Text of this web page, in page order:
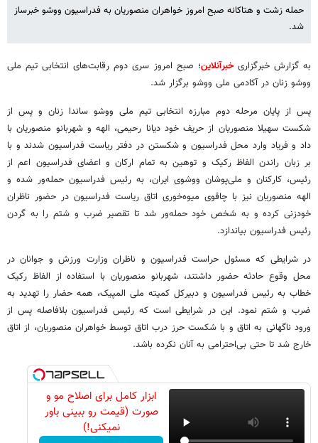
حمله زشت و هتاکانه صبح امروز خواهران منصوریان به فدراسیون ووشو خبرساز
شد.
به گزارش خبرگزاریخبرآنلاین؛ صبح امروز سری دوم رقابت‌های انتخابی تیم ملی
ووشو زنان در آکادمی ملی ووشو برگزار شد.
پس از پایان مرحله دوم مبارزه انتخابی تیم ملی ووشو ساندا زنان و پس از
شکست سهیلا منصوریان از حریف خود دیانا رحیمی، الهه و شهربانو منصوریان با
داد و فریاد وارد محل فدراسیون و شکستن در دفتر ریاست فدراسیون شدند و با
بر زبان راندن الفاظ رکیک و توهین به تمام ارکان و اعضای فدراسیون اعم از
رئیس، کارکنان و ملی‌پوشان ووشوی ایران، به رئیس فدراسیون حمله‌ور شده و
الهه منصوریان نیز با چاقوی میوه‌خوری اتاق ریاست فدراسیون در حضور ناظران
خودزنی کرده و به شخص خود حمله‌ور شد تا تقصیر ضرب و شتم را به گردن
رئیس فدراسیون بیاندازد.
در شرایطی که مسئول حراست فدراسیون و ناظران وزارت ورزش و جوانان در
محل وقوع حادثه حضور داشتند، شهربانو منصوریان با استفاده از الفاظ رکیک
خطاب به رئیس فدراسیون و دبیرکل کمیته ملی المپیک، همه حضار را تهدید به
ضرب و شتم نمود. این در شرایطی است که رئیس فدراسیون بلافاصله پس از
ورود ناگهانی به اتاق و با شکست حرز درب اتاق توسط خواهران منصوریان، از اتاق
خارج شد تا حتی بی‌احترامی به آنان نکرده باشد.
ابزار کامل برای اصلاح مو و
صورت (قیمت رو ببینی باور
نمیکنی!)